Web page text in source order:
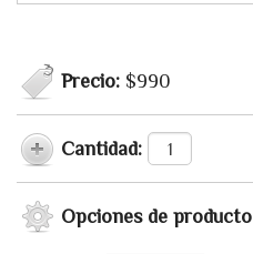
Precio: $990
Cantidad:
Opciones de producto